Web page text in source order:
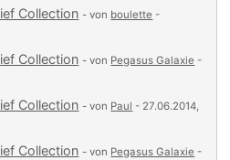
Collection - von boulette -
Collection - von Pegasus Galaxie -
Collection - von Paul - 27.06.2014,
Collection - von Pegasus Galaxie -